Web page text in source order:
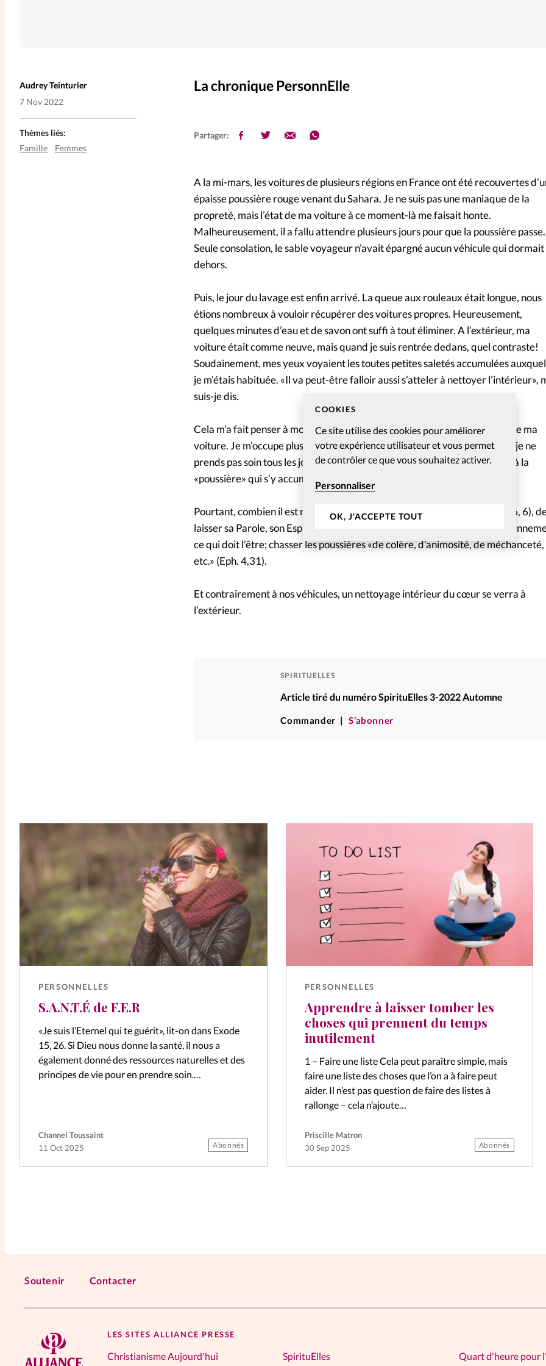
COOKIES
Ce site utilise des cookies pour améliorer
votre expérience utilisateur et vous permet
de contrôler ce que vous souhaitez activer.
Personnaliser
OK, J'ACCEPTE TOUT
La chronique PersonnElle
Audrey Teinturier
7 Nov 2022
Partager:
A la mi-mars, les voitures de plusieurs régions en France ont été recouvertes
épaisse poussière rouge venant du Sahara. Je ne suis pas une maniaque de la
propreté, mais l’état de ma voiture à ce moment-là me faisait honte.
Malheureusement, il a fallu attendre plusieurs jours pour que la poussière passe.
Seule consolation, le sable voyageur n’avait épargné aucun véhicule qui dormait
dehors.
Puis, le jour du lavage est enfin arrivé. La queue aux rouleaux était longue, nous
étions nombreux à vouloir récupérer des voitures propres. Heureusement,
quelques minutes d’eau et de savon ont suffi à tout éliminer. A l’extérieur, ma
voiture était comme neuve, mais quand je suis rentrée dedans, quel contraste!
Soudainement, mes yeux voyaient les toutes petites saletés accumulées
je m’étais habituée. «Il va peut-être falloir aussi s’atteler à nettoyer l’intérieur»,
suis-je dis.
Cela m’a fait penser à mon être intérieur. Finalement, je suis un peu comme ma
voiture. Je m’occupe plus facilement de l’extérieur que de l’intérieur. Et si je ne
prends pas soin tous les jours de mon cœur et de mon esprit, je m’habitue à la
«poussière» qui s’y accumule, et je n’y fais même plus attention.
Pourtant, combien il est nécessaire, dans le secret de ma chambre (Mat. 6, 6),
laisser sa Parole, son Esprit et le temps œuvrer, révéler, nettoyer
ce qui doit l’être; chasser les poussières «de colère, d’animosité, de méchanceté,
etc.» (Eph. 4,31).
Et contrairement à nos véhicules, un nettoyage intérieur du cœur se verra à
l’extérieur.
SPIRITUELLES
Article tiré du numéro SpirituElles 3-2022 Automne
Commander S’abonner
Thèmes liés:
Famille
Femmes
PERSONNELLES
S.A.N.T.É de F.E.R
«Je suis l’Eternel qui te guérit», lit-on dans Exode
15, 26. Si Dieu nous donne la santé, il nous a
également donné des ressources naturelles et des
principes de vie pour en prendre soin.
Channel Toussaint
11 Oct 2025
Abonnés
PERSONNELLES
Apprendre à laisser tomber les
choses qui prennent du temps
inutilement
1 – Faire une liste Cela peut paraître simple, mais
faire une liste des choses que l’on a à faire peut
aider. Il n’est pas question de faire des listes à
rallonge – cela n’ajoute…
Priscille Matron
30 Sep 2025
Abonnés
Soutenir Contacter
LES SITES ALLIANCE PRESSE
Christianisme Aujourd'hui SpirituElles Quart d'heure pour